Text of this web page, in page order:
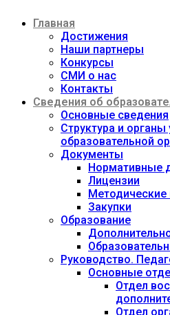
содержимому
Главная
Достижения
Наши партнеры
Конкурсы
СМИ о нас
Контакты
Сведения об
Основные сведения
Структура и органы
образовательной
Документы
Нормативные
Лицензии
Методические
Закупки
Образование
Руководство.
Основные
Отдел
Отдел